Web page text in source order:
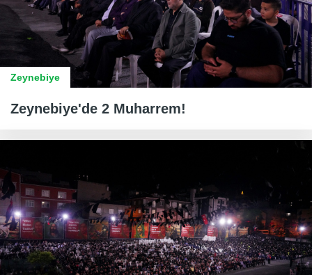
Zeynebiye
Zeynebiye'de 2 Muharrem!